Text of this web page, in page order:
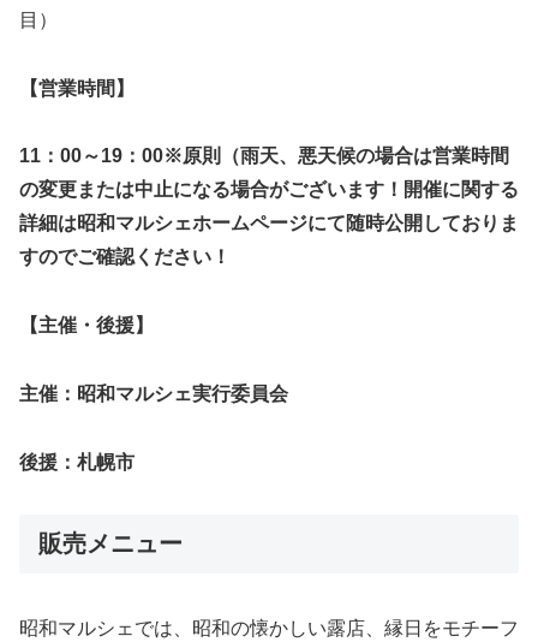
目）
【営業時間】
11：00～19：00※原則（雨天、悪天候の場合は営業時間
の変更または中止になる場合がございます！開催に関する
詳細は昭和マルシェホームページにて随時公開しておりま
すのでご確認ください！
【主催・後援】
主催：昭和マルシェ実行委員会
後援：札幌市
販売メニュー
昭和マルシェでは、昭和の懐かしい露店、縁日をモチーフ